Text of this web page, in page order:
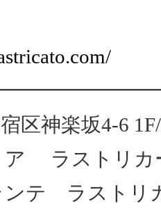
区神楽坂4-6
ア ラストリ
テ ラスト